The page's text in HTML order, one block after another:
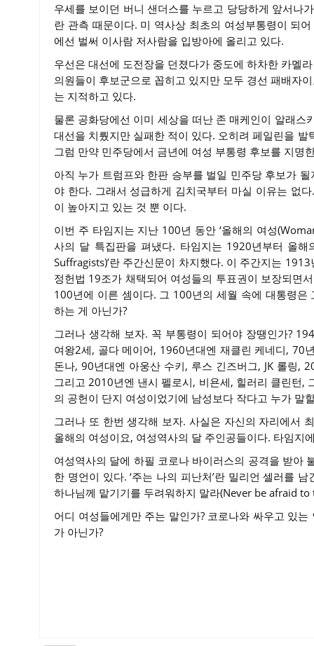
우세를 보이던 버니 샌더스를 누르고 당당하게 앞서나
란 관측 때문이다. 미 역사상 최초의 여성부통령이 되
에선 벌써 이사람 저사람을 입방아에 올리고 있다.
우선은 대선에 도전장을 던졌다가 중도에 하차한 카멜
의원들이 후보군으로 꼽히고 있지만 모두 경선 패배자
는 지적하고 있다.
물론 공화당에선 이미 세상을 떠난 존 매케인이 알래
대선을 치뤘지만 실패한 적이 있다. 오히려 페일린을
그럼 만약 민주당에서 금년에 여성 부통령 후보를 지명
아직 누가 트럼프와 한판 승부를 벌일 민주당 후보가
야 한다. 그래서 성급하게 김치국부터 마실 이유는 없
이 높아지고 있는 것 뿐 이다.
이번 주 타임지는 지난 100년 동안 ‘올해의 여성
사의 달 특집판을 펴냈다. 타임지는 1920년부터 올해
Suffragists)’란 주간신문이 차지했다. 이 주간지는
정헌법 19조가 채택되어 여성들의 투표권이 보장되면
100년에 이른 셈이다. 그 100년의 세월 속에 대통령
하는 게 아닌가?
그러나 생각해 보자. 꼭 부통령이 되어야 장땡인가?
여왕2세, 골다 메이어, 1960년대엔 재클린 케네디, 70
돈나, 90년대엔 아웅산 수키, 루스 긴즈버그, JK 롤링,
그리고 2010년엔 낸시 펠로시, 비욘세, 힐러리 클린턴,
의 공헌이 단지 여성이었기에 남성보다 작다고 누가 말
그러나 또 한번 생각해 보자. 사실은 자신의 자리에서
올해의 여성이요, 여성역사의 달 주인공들이다. 타임지
여성역사의 달에 하필 코로나 바이러스의 공격을 받아
한 명언이 있다. ‘주는 나의 피난처’란 밀리언 셀러를
하나님께 맡기기를 두려워하지 말라(Never be afraid
어디 여성들에게만 주는 말인가? 코로나와 싸우고 있
가 아닌가?